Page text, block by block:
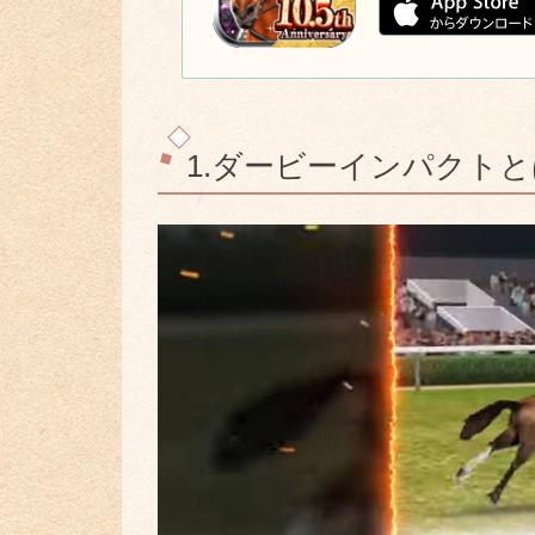
1.ダービーインパクト